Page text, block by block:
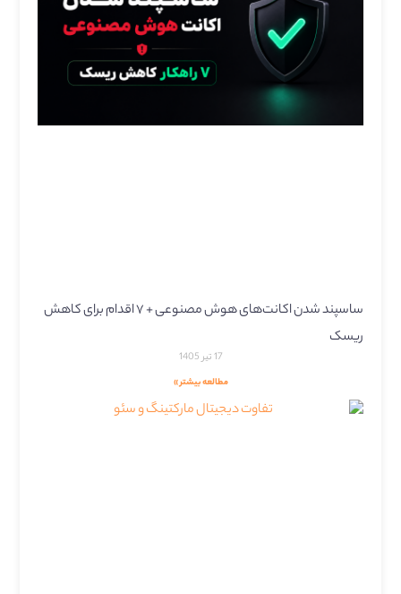
ساسپند شدن اکانت‌های هوش مصنوعی + ۷ اقدام برای کاهش
ریسک
17 تیر 1405
مطالعه بیشتر »